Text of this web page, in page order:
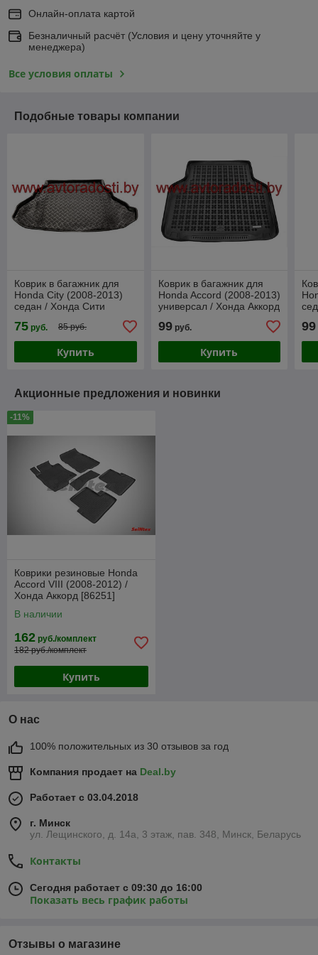
Онлайн-оплата картой
Безналичный расчёт (Условия и цену уточняйте у
менеджера)
Все условия оплаты
Подобные товары компании
Коврик в багажник для
Honda City (2008-2013)
седан / Хонда Сити
[100524] (Rezaw-Plast PE)
75 руб. 85 руб.
Купить
Коврик в багажник для
Honda Accord (2008-2013)
универсал / Хонда Аккорд
99руб.
Купить
99
Акционные предложения и новинки
-11%
Коврики резиновые Honda
Accord VIII (2008-2012) /
Хонда Аккорд [86251]
В наличии
162 руб./комплект
182 руб./комплект
Купить
О нас
100% положительных из 30 отзывов за год
Компания продает на Deal.by
Работает с 03.04.2018
г. Минск
ул. Лещинского, д. 14а, 3 этаж, пав. 348, Минск, Беларусь
Контакты
Сегодня работает с 09:30 до 16:00
Показать весь график работы
Отзывы о магазине